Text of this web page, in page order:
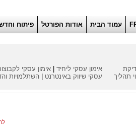
עמוד הבית אודות הפורטל פיתוח
תהליך
אימון עסקי ליחיד אימון עסקי
עסקי שיווק באינטרנט השתלמויות